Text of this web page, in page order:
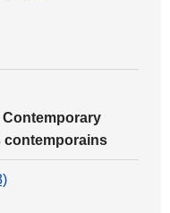
contemporains